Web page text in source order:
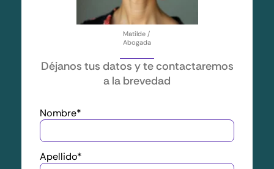
Matilde /
Abogada
Déjanos tus datos y te contactaremos
a la brevedad
Nombre*
Apellido*